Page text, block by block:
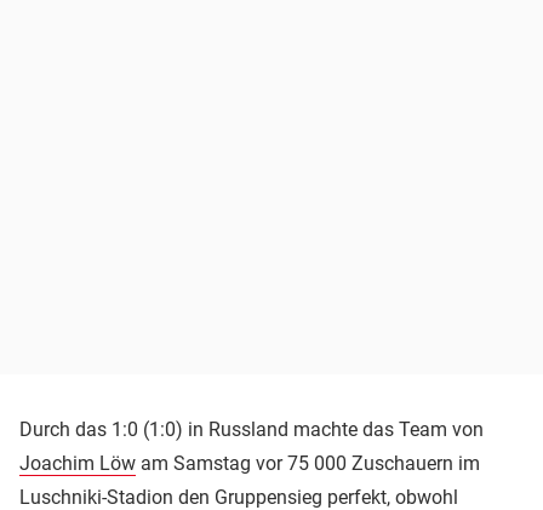
Durch das 1:0 (1:0) in Russland machte das Team von
Joachim Löw am Samstag vor 75 000 Zuschauern im
Luschniki-Stadion den Gruppensieg perfekt, obwohl